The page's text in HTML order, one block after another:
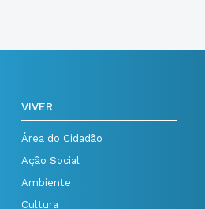
VIVER
Área do Cidadão
Ação Social
Ambiente
Cultura